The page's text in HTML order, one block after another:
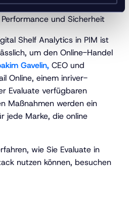
von Microsoft Azure für
und Sicherheit
Shelf Analytics in PIM ist
um den Online-Handel
Gavelin, CEO und
Online, einem inriver-
Evaluate verfügbaren
Maßnahmen werden ein
jede Marke, die online
wie Sie Evaluate in
nutzen können, besuchen